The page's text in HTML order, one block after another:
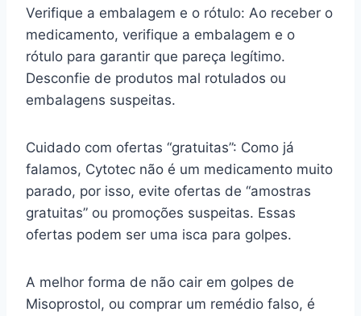
Verifique a embalagem e o rótulo: Ao receber o
medicamento, verifique a embalagem e o
rótulo para garantir que pareça legítimo.
Desconfie de produtos mal rotulados ou
embalagens suspeitas.
Cuidado com ofertas “gratuitas”: Como já
falamos, Cytotec não é um medicamento muito
parado, por isso, evite ofertas de “amostras
gratuitas” ou promoções suspeitas. Essas
ofertas podem ser uma isca para golpes.
A melhor forma de não cair em golpes de
Misoprostol, ou comprar um remédio falso, é